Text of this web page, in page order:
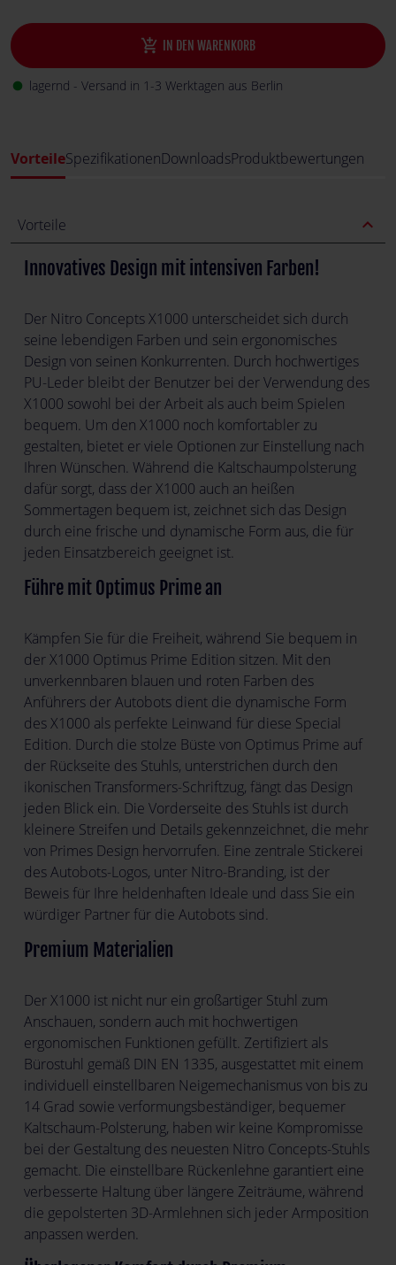
add_shopping_cart IN DEN WARENKORB
fiber_manual_record lagernd - Versand in 1-3 Werktagen aus Berlin
VorteileSpezifikationenDownloadsProduktbewertungen
Vorteile expand_less
Innovatives Design mit intensiven Farben!
Der Nitro Concepts X1000 unterscheidet sich durch
seine lebendigen Farben und sein ergonomisches
Design von seinen Konkurrenten. Durch hochwertiges
PU-Leder bleibt der Benutzer bei der Verwendung des
X1000 sowohl bei der Arbeit als auch beim Spielen
bequem. Um den X1000 noch komfortabler zu
gestalten, bietet er viele Optionen zur Einstellung nach
Ihren Wünschen. Während die Kaltschaumpolsterung
dafür sorgt, dass der X1000 auch an heißen
Sommertagen bequem ist, zeichnet sich das Design
durch eine frische und dynamische Form aus, die für
jeden Einsatzbereich geeignet ist.
Führe mit Optimus Prime an
Kämpfen Sie für die Freiheit, während Sie bequem in
der X1000 Optimus Prime Edition sitzen. Mit den
unverkennbaren blauen und roten Farben des
Anführers der Autobots dient die dynamische Form
des X1000 als perfekte Leinwand für diese Special
Edition. Durch die stolze Büste von Optimus Prime auf
der Rückseite des Stuhls, unterstrichen durch den
ikonischen Transformers-Schriftzug, fängt das Design
jeden Blick ein. Die Vorderseite des Stuhls ist durch
kleinere Streifen und Details gekennzeichnet, die mehr
von Primes Design hervorrufen. Eine zentrale Stickerei
des Autobots-Logos, unter Nitro-Branding, ist der
Beweis für Ihre heldenhaften Ideale und dass Sie ein
würdiger Partner für die Autobots sind.
Premium Materialien
Der X1000 ist nicht nur ein großartiger Stuhl zum
Anschauen, sondern auch mit hochwertigen
ergonomischen Funktionen gefüllt. Zertifiziert als
Bürostuhl gemäß DIN EN 1335, ausgestattet mit einem
individuell einstellbaren Neigemechanismus von bis zu
14 Grad sowie verformungsbeständiger, bequemer
Kaltschaum-Polsterung, haben wir keine Kompromisse
bei der Gestaltung des neuesten Nitro Concepts-Stuhls
gemacht. Die einstellbare Rückenlehne garantiert eine
verbesserte Haltung über längere Zeiträume, während
die gepolsterten 3D-Armlehnen sich jeder Armposition
anpassen werden.